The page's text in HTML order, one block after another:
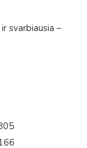
svarbiausia –